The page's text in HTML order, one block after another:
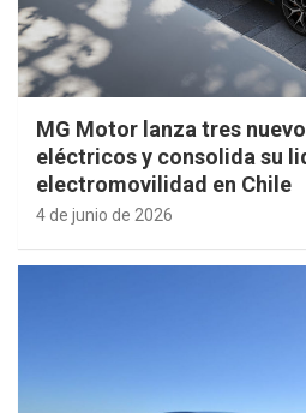
MG Motor lanza tres
eléctricos y consolida su
electromovilidad en Chile
4 de junio de 2026